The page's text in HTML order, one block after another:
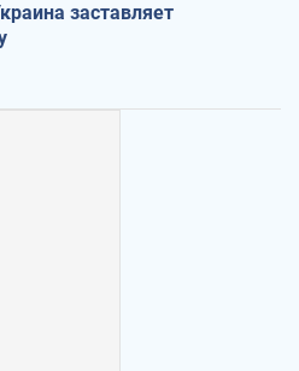
заставляет